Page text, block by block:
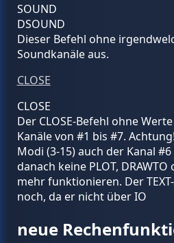
SOUND
DSOUND
Dieser Befehl ohne
Soundkanäle aus.
CLOSE
CLOSE
Der CLOSE-Befehl ohne
Kanäle von #1 bis #7.
Modi (3-15) auch der Kanal
danach keine PLOT, DRAWTO
mehr funktionieren. Der
noch, da er nicht über IO
neue